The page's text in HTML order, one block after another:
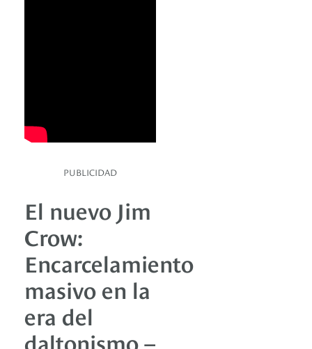
PUBLICIDAD
El nuevo Jim
Crow:
Encarcelamiento
masivo en la
era del
daltonismo –